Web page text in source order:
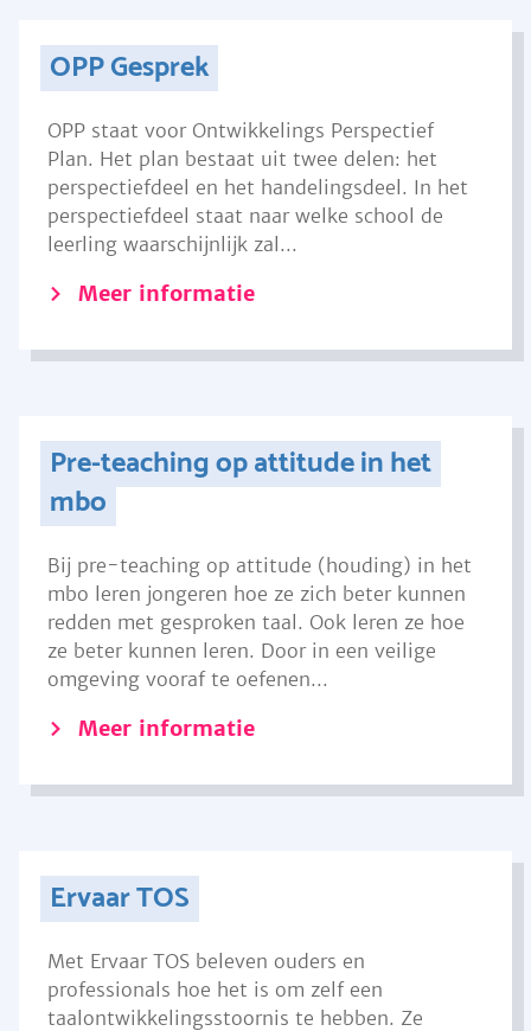
OPP Gesprek
OPP staat voor Ontwikkelings Perspectief
Plan. Het plan bestaat uit twee delen: het
perspectiefdeel en het handelingsdeel. In het
perspectiefdeel staat naar welke school de
leerling waarschijnlijk zal...
Meer informatie
Pre-teaching op attitude in het
mbo
Bij pre-teaching op attitude (houding) in het
mbo leren jongeren hoe ze zich beter kunnen
redden met gesproken taal. Ook leren ze hoe
ze beter kunnen leren. Door in een veilige
omgeving vooraf te oefenen...
Meer informatie
Ervaar TOS
Met Ervaar TOS beleven ouders en
professionals hoe het is om zelf een
taalontwikkelingsstoornis te hebben. Ze